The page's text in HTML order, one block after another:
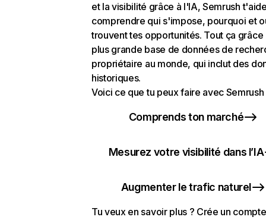
et la visibilité grâce à l'IA, Semrush
comprendre qui s'impose, pourquoi et
trouvent tes opportunités. Tout ça grâce
plus grande base de données de
propriétaire au monde, qui inclut des
historiques.
Voici ce que tu peux faire avec Semrush
Comprends ton marché
Mesurez votre visibilité dans l’IA
Augmenter le trafic naturel
Tu veux en savoir plus ? Crée un compte